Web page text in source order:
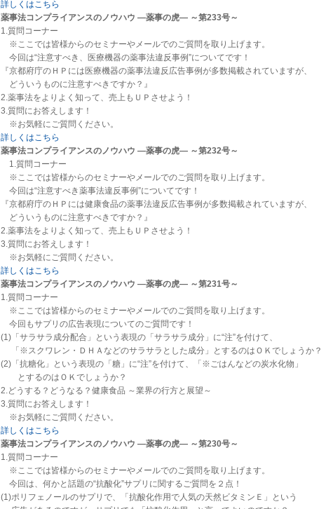
詳しくはこちら
薬事法コンプライアンスのノウハウ ―薬事の虎― ～第233号～
1.質問コーナー
※ここでは皆様からのセミナーやメールでのご質問を取り上げます。
今回は“注意すべき、医療機器の薬事法違反事例”についてです！
『京都府庁のＨＰには医療機器の薬事法違反広告事例が多数掲載されていますが、
どういうものに注意すべきですか？』
2.薬事法をよりよく知って、売上もＵＰさせよう！
3.質問にお答えします！
※お気軽にご質問ください。
詳しくはこちら
薬事法コンプライアンスのノウハウ ―薬事の虎― ～第232号～
1.質問コーナー
※ここでは皆様からのセミナーやメールでのご質問を取り上げます。
今回は“注意すべき薬事法違反事例”についてです！
『京都府庁のＨＰには健康食品の薬事法違反広告事例が多数掲載されていますが、
どういうものに注意すべきですか？』
2.薬事法をよりよく知って、売上もＵＰさせよう！
3.質問にお答えします！
※お気軽にご質問ください。
詳しくはこちら
薬事法コンプライアンスのノウハウ ―薬事の虎― ～第231号～
1.質問コーナー
※ここでは皆様からのセミナーやメールでのご質問を取り上げます。
今回もサプリの広告表現についてのご質問です！
(1)「サラサラ成分配合」という表現の「サラサラ成分」に“注”を付けて、
「※スクワレン・ＤＨＡなどのサラサラとした成分」とするのはＯＫでしょうか？
(2)「抗糖化」という表現の「糖」に“注”を付けて、「※ごはんなどの炭水化物」
とするのはＯＫでしょうか？
2.どうする？どうなる？健康食品 ～業界の行方と展望～
3.質問にお答えします！
※お気軽にご質問ください。
詳しくはこちら
薬事法コンプライアンスのノウハウ ―薬事の虎― ～第230号～
1.質問コーナー
※ここでは皆様からのセミナーやメールでのご質問を取り上げます。
今回は、何かと話題の“抗酸化”サプリに関するご質問を２点！
(1)ポリフェノールのサプリで、「抗酸化作用で人気の天然ビタミンＥ」という